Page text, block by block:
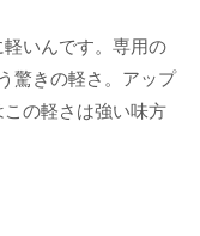
いんです。専用の
驚きの軽さ。アップ
の軽さは強い味方